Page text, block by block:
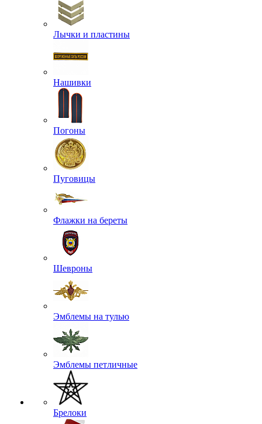
Лычки и пластины
Нашивки
Погоны
Пуговицы
Флажки на береты
Шевроны
Эмблемы на тулью
Эмблемы петличные
Брелоки